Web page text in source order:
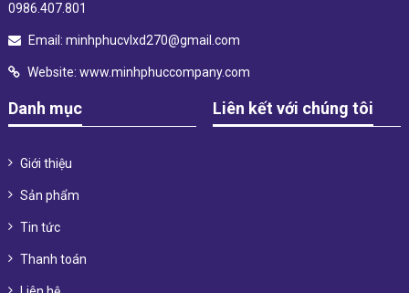
0986.407.801
Email: minhphucvlxd270@gmail.com
Website: www.minhphuccompany.com
Danh mục
Giới thiệu
Sản phẩm
Tin tức
Thanh toán
Liên kết với chúng tôi